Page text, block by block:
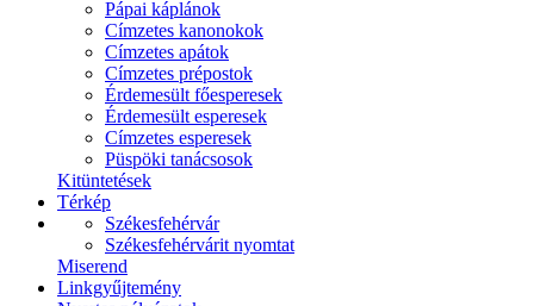
Pápai káplánok
Címzetes kanonokok
Címzetes apátok
Címzetes prépostok
Érdemesült főesperesek
Érdemesült esperesek
Címzetes esperesek
Püspöki tanácsosok
Kitüntetések
Térkép
Székesfehérvár
Székesfehérvárit nyomtat
Miserend
Linkgyűjtemény